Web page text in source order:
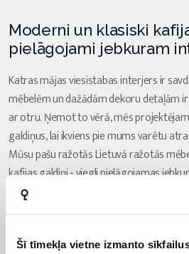
Šī tīmekļa vietne izmanto
Moderni un klasiski
pielāgojami jebkuram
Katras mājas viesistabas interjers ir
mēbelēm un dažādām dekoru detaļām
ar otru. Ņemot to vērā, mēs
galdiņus, lai ikviens pie mums varētu
Mūsu pašu ražotās Lietuvā ražotās
kafijas galdiņi - viegli pielāgojamas
Naktsskapīši ir smalks